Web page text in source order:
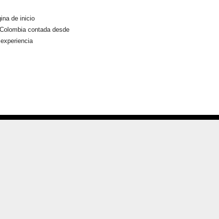
de inicio
Colombia contada desde